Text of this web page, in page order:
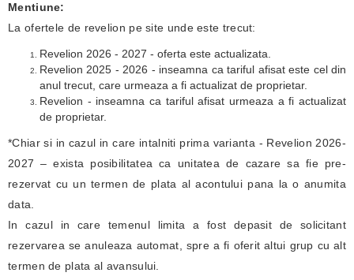
Mentiune:
La ofertele de revelion pe site unde este trecut:
Revelion 2026 - 2027 - oferta este actualizata.
Revelion 2025 - 2026 - inseamna ca tariful afisat este cel din
anul trecut, care urmeaza a fi actualizat de proprietar.
Revelion - inseamna ca tariful afisat urmeaza a fi actualizat
de proprietar.
*Chiar si in cazul in care intalniti prima varianta - Revelion 2026-
2027 – exista posibilitatea ca unitatea de cazare sa fie pre-
rezervat cu un termen de plata al acontului pana la o anumita
data.
In cazul in care temenul limita a fost depasit de solicitant
rezervarea se anuleaza automat, spre a fi oferit altui grup cu alt
termen de plata al avansului.